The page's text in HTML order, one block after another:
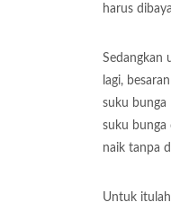
harus
Sedangkan
lagi,
suku bunga
suku bunga
naik tanpa
Untuk